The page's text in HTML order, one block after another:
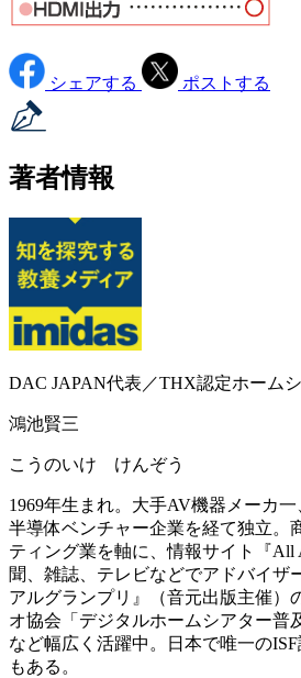
シェアする ポストする
著者情報
DAC JAPAN代表／THX認定ホーム
鴻池賢三
こうのいけ けんぞう
1969年生まれ。大手AV機器メーカ
半導体ベンチャー企業を経て独立。
ティング業を軸に、情報サイト『All
聞、雑誌、テレビなどでアドバイザ
アルグランプリ』（音元出版主催）
オ協会「デジタルホームシアター普
など幅広く活躍中。日本で唯一の
もある。